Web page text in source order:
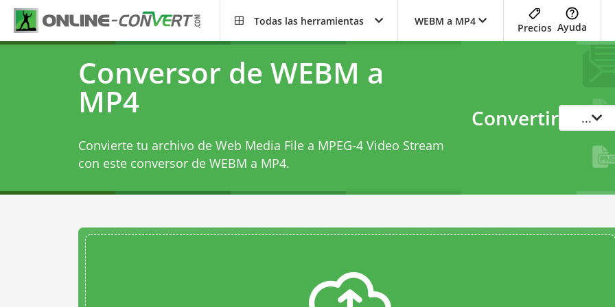
Todas las herramientas WEBM a MP4
Precios Ayuda
Conversor de WEBM a
MP4
Convierte tu archivo de Web Media File a MPEG-4 Video Stream
con este conversor de WEBM a MP4.
Convertir ...